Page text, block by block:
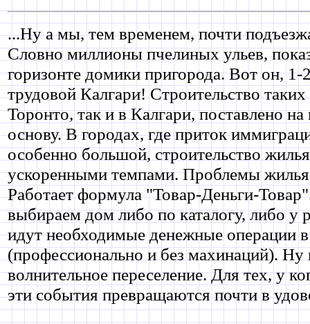
...Ну а мы, тем временем, почти
Словно миллионы пчелиных ульев,
горизонте домики пригорода. Вот он,
трудовой Калгари! Строительство
Торонто, так и в Калгари, поставлено
основу. В городах, где приток
особенно большой, строительство
ускоренными темпами. Проблемы жилья
Работает формула "Товар-Деньги-
выбираем дом либо по каталогу, либо у
идут необходимые денежные операции в
(профессионально и без махинаций). Ну
волнительное переселение. Для тех, у
эти события превращаются почти в